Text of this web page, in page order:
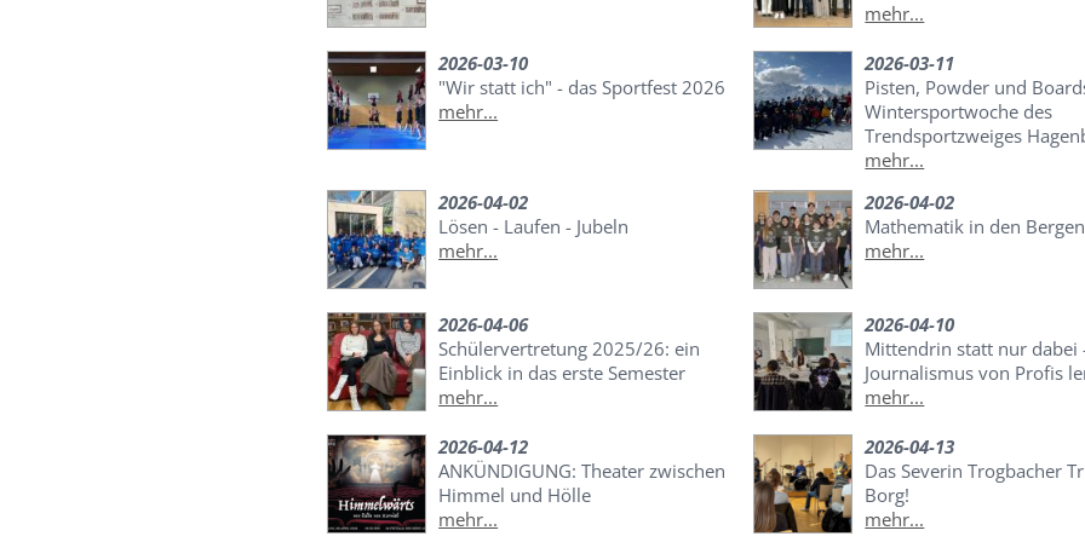
mehr...
2026-03-10
"Wir statt ich" - das Sportfest 2026
mehr...
2026-03-11
Pisten, Powder und
Wintersportwoche des
Trendsportzweiges
mehr...
2026-04-02
Lösen - Laufen - Jubeln
mehr...
2026-04-02
Mathematik in den Bergen
mehr...
2026-04-06
Schülervertretung 2025/26: ein
Einblick in das erste Semester
mehr...
2026-04-10
Mittendrin statt nur dabei
Journalismus von Profis
mehr...
2026-04-12
ANKÜNDIGUNG: Theater zwischen
Himmel und Hölle
mehr...
2026-04-13
Das Severin Trogbacher
Borg!
mehr...